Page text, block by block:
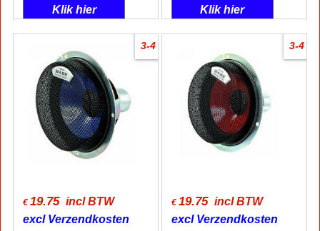
Klik hier Klik hier
3-4
€ 19.75 incl BTW
excl Verzendkosten
3-4
€ 19.75 incl BTW
excl Verzendkosten